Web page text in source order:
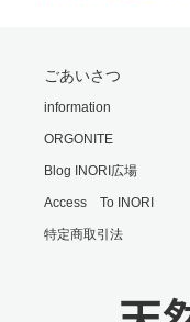
RSS FEED
SHARE
EMBED
モリオンは明智小
ごあいさつ
information
ORGONITE
Blog INORI広場
Access To INORI
特定商取引法